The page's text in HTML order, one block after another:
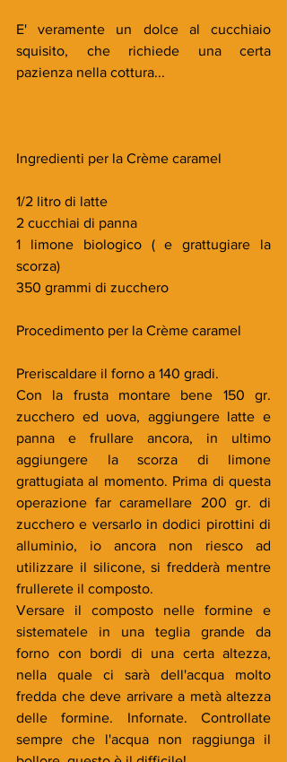
E' veramente un dolce al cucchiaio
squisito, che richiede una certa
pazienza nella cottura...
Ingredienti per la Crème caramel
1/2 litro di latte
2 cucchiai di panna
1 limone biologico ( e grattugiare la
scorza)
350 grammi di zucchero
Procedimento per la Crème caramel
Preriscaldare il forno a 140 gradi.
Con la frusta montare bene 150 gr.
zucchero ed uova, aggiungere latte e
panna e frullare ancora, in ultimo
aggiungere la scorza di limone
grattugiata al momento. Prima di questa
operazione far caramellare 200 gr. di
zucchero e versarlo in dodici pirottini di
alluminio, io ancora non riesco ad
utilizzare il silicone, si fredderà mentre
frullerete il composto.
Versare il composto nelle formine e
sistematele in una teglia grande da
forno con bordi di una certa altezza,
nella quale ci sarà dell'acqua molto
fredda che deve arrivare a metà altezza
delle formine. Infornate. Controllate
sempre che l'acqua non raggiunga il